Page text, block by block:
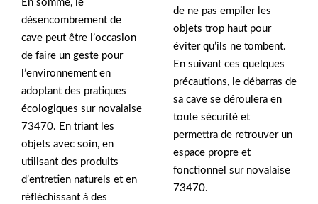
En somme, le
désencombrement de
cave peut être l’occasion
de faire un geste pour
l’environnement en
adoptant des pratiques
écologiques sur novalaise
73470. En triant les
objets avec soin, en
utilisant des produits
d’entretien naturels et en
réfléchissant à des
de ne pas empiler les
objets trop haut pour
éviter qu’ils ne tombent.
En suivant ces quelques
précautions, le débarras de
sa cave se déroulera en
toute sécurité et
permettra de retrouver un
espace propre et
fonctionnel sur novalaise
73470.